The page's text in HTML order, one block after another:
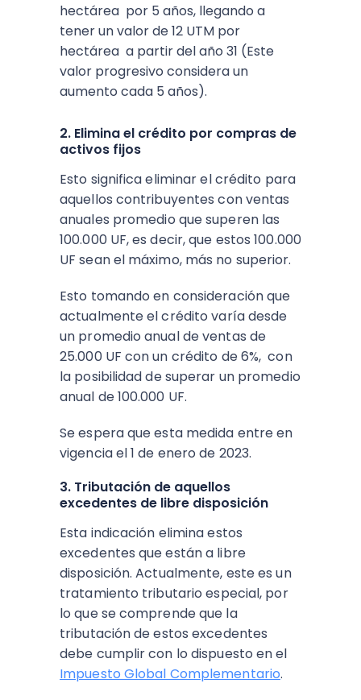
hectárea por 5 años, llegando a
tener un valor de 12 UTM por
hectárea a partir del año 31 (Este
valor progresivo considera un
aumento cada 5 años).
2. Elimina el crédito por compras de
activos fijos
Esto significa eliminar el crédito para
aquellos contribuyentes con ventas
anuales promedio que superen las
100.000 UF, es decir, que estos 100.000
UF sean el máximo, más no superior.
Esto tomando en consideración que
actualmente el crédito varía desde
un promedio anual de ventas de
25.000 UF con un crédito de 6%, con
la posibilidad de superar un promedio
anual de 100.000 UF.
Se espera que esta medida entre en
vigencia el 1 de enero de 2023.
3. Tributación de aquellos
excedentes de libre disposición
Esta indicación elimina estos
excedentes que están a libre
disposición. Actualmente, este es un
tratamiento tributario especial, por
lo que se comprende que la
tributación de estos excedentes
debe cumplir con lo dispuesto en el
Impuesto Global Complementario.